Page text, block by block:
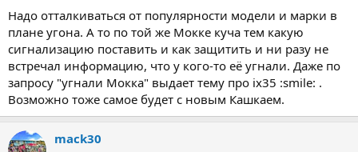
Надо отталкиваться от популярности модели и марки в
плане угона. А то по той же Мокке куча тем какую
сигнализацию поставить и как защитить и ни разу не
встречал информацию, что у кого-то её угнали. Даже по
запросу "угнали Мокка" выдает тему про ix35 :smile: .
Возможно тоже самое будет с новым Кашкаем.
mack30